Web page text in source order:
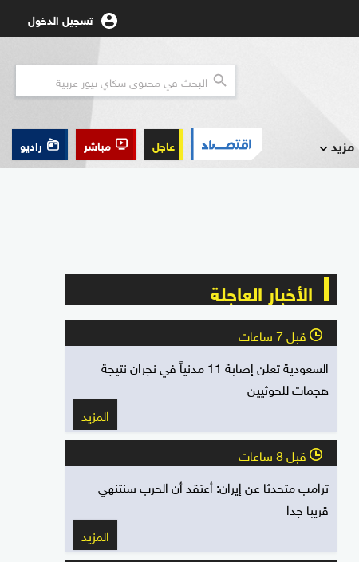
تسجيل الدخول
مزيد عاجل مباشر راديو
الأخبار العاجلة
l قبل 7 ساعات
السعودية تعلن إصابة 11 مدنياً في نجران نتيجة
هجمات للحوثيين
المزيد
l قبل 8 ساعات
ترامب متحدثا عن إيران: أعتقد أن الحرب سنتنهي
قريبا جدا
المزيد